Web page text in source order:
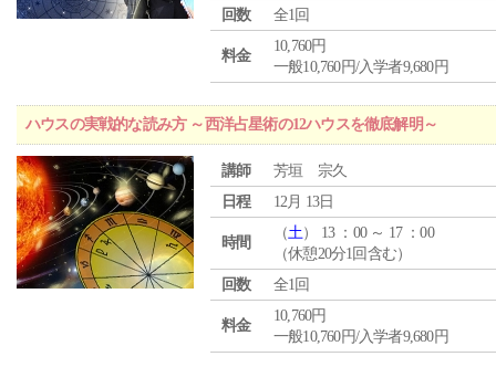
回数
全1回
料金
10,760円
一般10,760円/入学者9,680円
ハウスの実戦的な読み方 ～西洋占星術の12ハウスを徹底解明～
講師
芳垣 宗久
日程
12月 13日
時間
（土） 13 ：00 ～ 17 ：00
（休憩20分1回含む）
回数
全1回
料金
10,760円
一般10,760円/入学者9,680円